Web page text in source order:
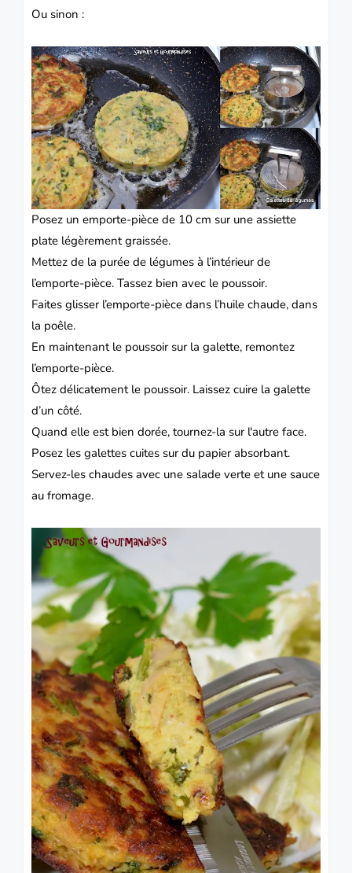
Ou sinon :
Posez un emporte-pièce de 10 cm sur une assiette
plate légèrement graissée.
Mettez de la purée de légumes à l’intérieur de
l’emporte-pièce. Tassez bien avec le poussoir.
Faites glisser l’emporte-pièce dans l’huile chaude, dans
la poêle.
En maintenant le poussoir sur la galette, remontez
l’emporte-pièce.
Ôtez délicatement le poussoir. Laissez cuire la galette
d’un côté.
Quand elle est bien dorée, tournez-la sur l'autre face.
Posez les galettes cuites sur du papier absorbant.
Servez-les chaudes avec une salade verte et une sauce
au fromage.